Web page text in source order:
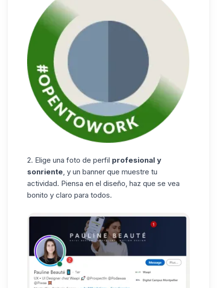
2. Elige una foto de perfil profesional y
sonriente , y un banner que muestre tu
actividad. Piensa en el diseño, haz que se vea
bonito y claro para todos.